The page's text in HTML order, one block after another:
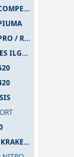
700
/ RAW 700
580